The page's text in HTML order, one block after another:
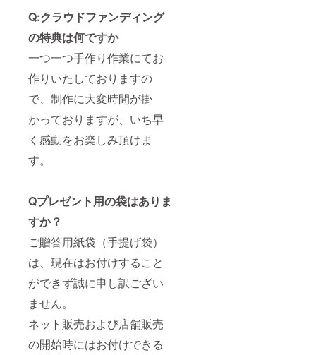
Q:クラウドファンディング
の特典は何ですか
一つ一つ手作り作業にてお
作りいたしておりますの
で、制作に大変時間が掛
かっておりますが、いち早
く感動をお楽しみ頂けま
す。
Qプレゼント用の袋はありま
すか？
ご贈答用紙袋（手提げ袋）
は、現在はお付けすること
ができず誠に申し訳ござい
ません。
ネット販売および店舗販売
の開始時にはお付けできる